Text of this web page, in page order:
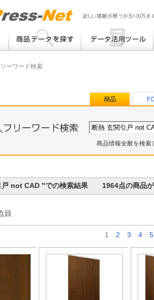
メーカー別検索
ーワード検索
商品情報全般を検索
戸 not CAD "での検索結果 1964点の商品が
目
1 2 3 4 5